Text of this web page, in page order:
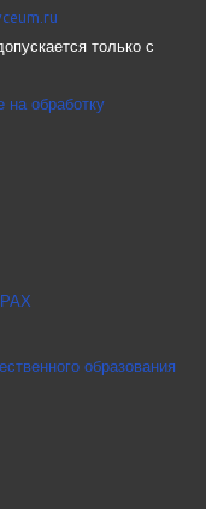
только с
на обработку
образования